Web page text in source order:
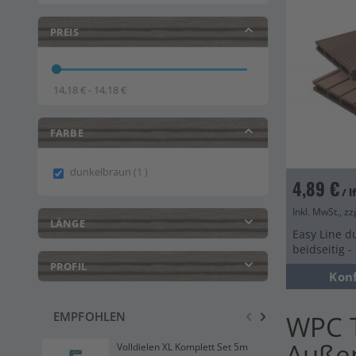
4,89 €/
Inkl. MwSt.,
Easy Line
beidseitig -
PREIS
14,18 € - 14,18 €
FARBE
dunkelbraun 1 item
LÄNGE
PROFIL
EMPFOHLEN
Volldielen XL Komplett Set 5m